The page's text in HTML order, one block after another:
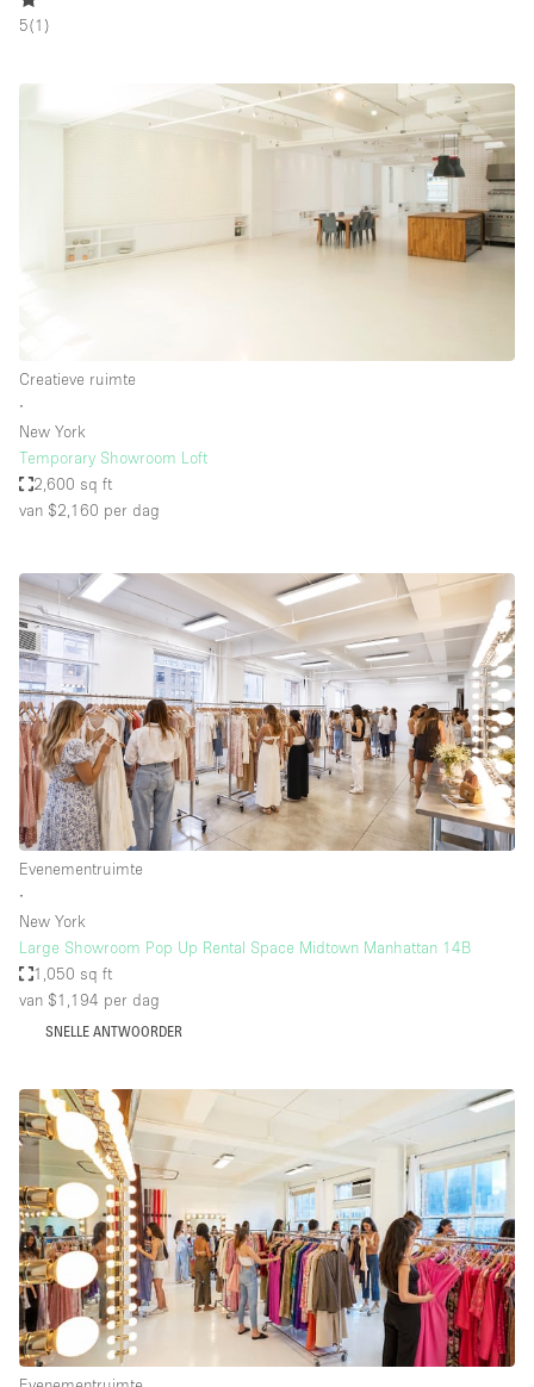
5(1 )
Creatieve ruimte
∙
New York
Temporary Showroom Loft
2,600 sq ft
van $2,160 per dag
Evenementruimte
∙
New York
Large Showroom Pop Up Rental Space Midtown Manhattan 14B
1,050 sq ft
van $1,194 per dag
SNELLE ANTWOORDER